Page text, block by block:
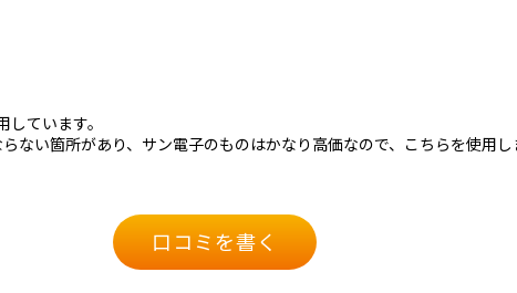
ています。
ない箇所があり、サン電子のものはかなり高価なので、こちらを使用
口コミを書く